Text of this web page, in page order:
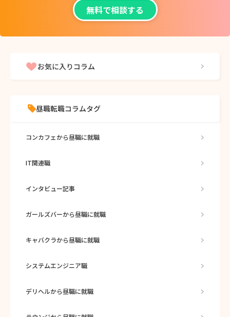
無料で相談する
お気に入りコラム
昼職転職コラムタグ
コンカフェから昼職に就職
IT関連職
インタビュー記事
ガールズバーから昼職に就職
キャバクラから昼職に就職
システムエンジニア職
デリヘルから昼職に就職